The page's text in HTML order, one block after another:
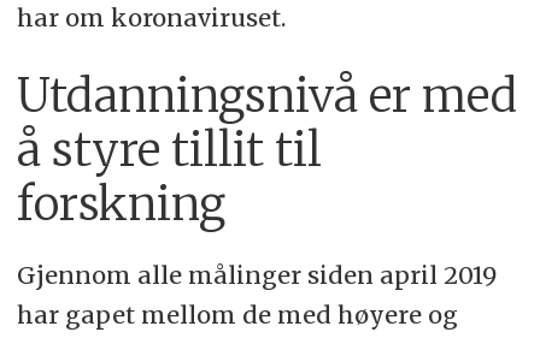
har om koronaviruset.
Utdanningsnivå er med
å styre tillit til
forskning
Gjennom alle målinger siden april 2019
har gapet mellom de med høyere og